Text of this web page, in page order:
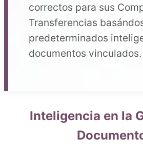
correctos para sus
Transferencias
predeterminados
documentos vinculados.
Inteligencia en la